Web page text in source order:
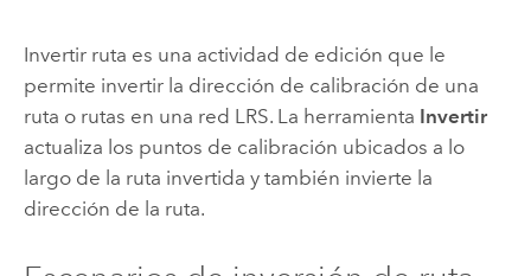
Invertir ruta es una actividad de edición que le
permite invertir la dirección de calibración de una
ruta o rutas en una red LRS. La herramienta Invertir
actualiza los puntos de calibración ubicados a lo
largo de la ruta invertida y también invierte la
dirección de la ruta.